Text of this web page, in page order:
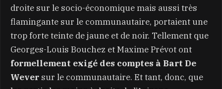
droite sur le socio-économique mais aussi très
flamingante sur le communautaire, portaient une
trop forte teinte de jaune et de noir. Tellement que
Georges-Louis Bouchez et Maxime Prévot ont
formellement exigé des comptes à Bart De
Wever sur le communautaire. Et tant, donc, que